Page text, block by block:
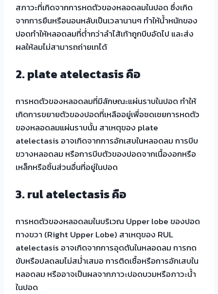
สภาวะที่เกิดจากการหดตัวของหลอดลมในปอด ซึ่งเกิด
จากการยืนหรือนอนหลับเป็นเวลานานๆ ทำให้น้ำหนักของ
ปอดทำให้หลอดลมที่ต่ำกว่าลำไส้เท้าถูกบีบอัดไป และส่ง
ผลให้ลมไม่สามารถถ่ายเทได้
2. plate atelectasis คือ
การหดตัวของหลอดลมที่มีลักษณะแผ่นราบในปอด ทำให้
เกิดการขยายตัวของปอดที่เหลืออยู่เพื่อชดเชยการหดตัว
ของหลอดลมแผ่นราบนั้น สาเหตุของ plate
atelectasis อาจเกิดจากการอักเสบในหลอดลม การบีบ
ขวางหลอดลม หรือการบีบตัวของปอดจากเนื้องอกหรือ
เหล็กหรือชิ้นส่วนอื่นที่อยู่ในปอด
3. rul atelectasis คือ
การหดตัวของหลอดลมในบริเวณ Upper lobe ของปอด
ทางขวา (Right Upper Lobe) สาเหตุของ RUL
atelectasis อาจเกิดจากการอุดตันในหลอดลม การกด
ขับหรือปลดลมไม่สม่ำเสมอ การติดเชื้อหรือการอักเสบใน
หลอดลม หรืออาจเป็นผลจากภาวะปอดบวมหรือภาวะน้ำ
ในปอด